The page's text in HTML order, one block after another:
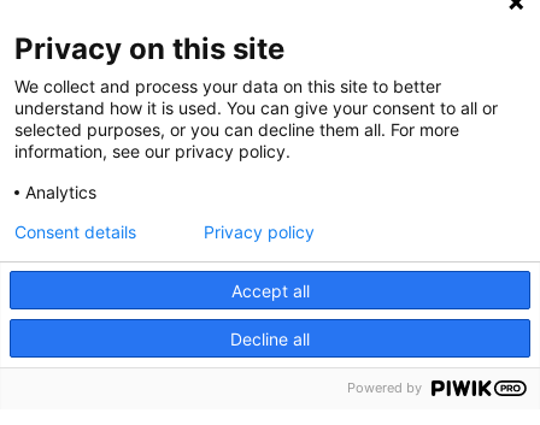
@CGTCatalunya
cgtcatalunya
CGTCatalunya
cgtcatalunya
Desenvolupat per
Privacy on this site
We collect and process your data on this site to better
understand how it is used. You can give your consent to all or
selected purposes, or you can decline them all. For more
information, see our privacy policy.
Analytics
Accept all
Decline all
Consent details Privacy policy
Powered by